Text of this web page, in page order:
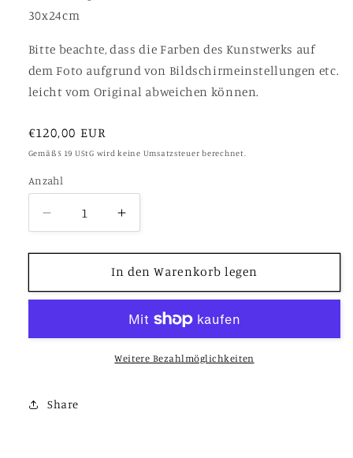
30x24cm
Bitte beachte, dass die Farben des Kunstwerks auf
dem Foto aufgrund von Bildschirmeinstellungen etc.
leicht vom Original abweichen können.
Normaler
Preis
€120,00 EUR
Gemäß § 19 UStG wird keine Umsatzsteuer berechnet.
Anzahl
Verringere
die
Menge
Spéracèdes
Erhöhe
die
Menge
für
Spéracèdes
In den Warenkorb legen
Weitere Bezahlmöglichkeiten
Share